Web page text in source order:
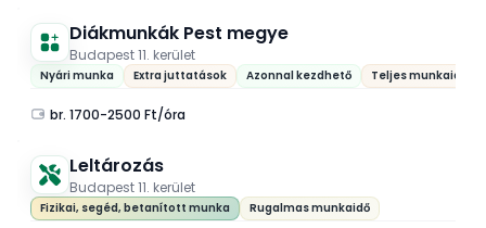
Diákmunkák Pest megye
Budapest 11. kerület
Nyári munka Extra juttatások Azonnal kezdhető Teljes munkaidő
br. 1700-2500 Ft/óra
Leltározás
Budapest 11. kerület
Fizikai, segéd, betanított munka Rugalmas munkaidő